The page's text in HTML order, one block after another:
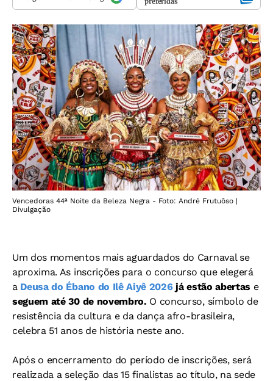
Vencedoras 44ª Noite da Beleza Negra - Foto: André Frutuôso |
Divulgação
Um dos momentos mais aguardados do Carnaval se
aproxima. As inscrições para o concurso que elegerá
a Deusa do Ébano do Ilê Aiyê 2026 já estão abertas e
seguem até 30 de novembro. O concurso, símbolo de
resistência da cultura e da dança afro-brasileira,
celebra 51 anos de história neste ano.
Após o encerramento do período de inscrições, será
realizada a seleção das 15 finalistas ao título, na sede